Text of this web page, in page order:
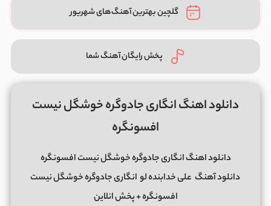
گلچین بهترین آهنگ‌های شهریور
پخش رایگان آهنگ شما
دانلود اهنگ انگاری جادوگره خوشگل نیست
افسونگره
دانلود اهنگ انگاری جادوگره خوشگل نیست افسونگره
دانلود آهنگ علی خدابنده لو انگاری جادوگره خوشگل نیست
افسونگره+ پخش انلاین